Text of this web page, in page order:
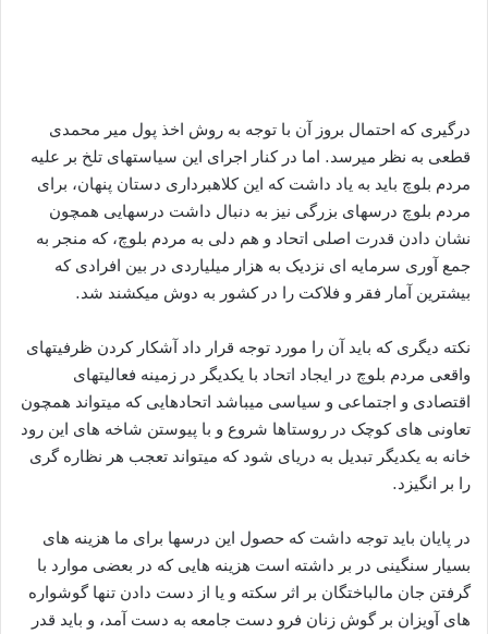
درگیری که احتمال بروز آن با توجه به روش اخذ پول میر محمدی
قطعی به نظر میرسد. اما در کنار اجرای این سیاستهای تلخ بر علیه
مردم بلوچ باید به یاد داشت که این کلاهبرداری دستان پنهان، برای
مردم بلوچ درسهای بزرگی نیز به دنبال داشت درسهایی همچون
نشان دادن قدرت اصلی اتحاد و هم دلی به مردم بلوچ، که منجر به
جمع آوری سرمایه ای نزدیک به هزار میلیاردی در بین افرادی که
بیشترین آمار فقر و فلاکت را در کشور به دوش میکشند شد.
نکته دیگری که باید آن را مورد توجه قرار داد آشکار کردن ظرفیتهای
واقعی مردم بلوچ در ایجاد اتحاد با یکدیگر در زمینه فعالیتهای
اقتصادی و اجتماعی و سیاسی میباشد اتحادهایی که میتواند همچون
تعاونی های کوچک در روستاها شروع و با پیوستن شاخه های این رود
خانه به یکدیگر تبدیل به دریای شود که میتواند تعجب هر نظاره گری
را بر انگیزد.
در پایان باید توجه داشت که حصول این درسها برای ما هزینه های
بسیار سنگینی در بر داشته است هزینه هایی که در بعضی موارد با
گرفتن جان مالباختگان بر اثر سکته و یا از دست دادن تنها گوشواره
های آویزان بر گوش زنان فرو دست جامعه به دست آمد، و باید قدر